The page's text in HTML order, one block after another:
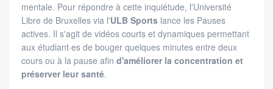
mentale. Pour répondre à cette inquiétude, l'Université
Libre de Bruxelles via l'ULB Sports lance les Pauses
actives. Il s'agit de vidéos courts et dynamiques permettant
aux étudiant·es de bouger quelques minutes entre deux
cours ou à la pause afin d'améliorer la concentration et
préserver leur santé.